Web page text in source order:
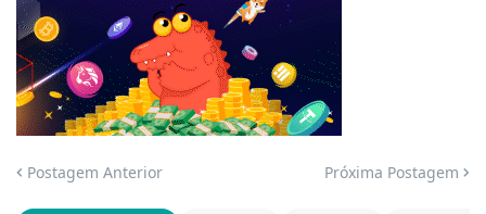
Jogue com responsabilidade. 18+
Postagem Anterior Próxima Postagem